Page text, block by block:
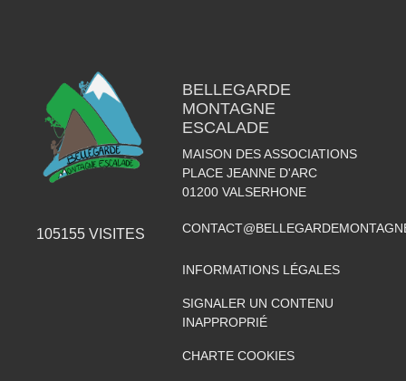
105155 VISITES
BELLEGARDE
MONTAGNE
ESCALADE
MAISON DES ASSOCIATIONS
PLACE JEANNE D'ARC
01200 VALSERHONE
INFORMATIONS LÉGALES
SIGNALER UN CONTENU
INAPPROPRIÉ
CHARTE COOKIES